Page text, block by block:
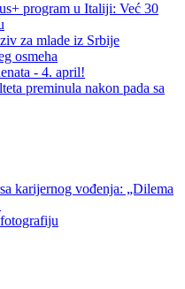
program u Italiji: Već 30
za mlade iz Srbije
osmeha
- 4. april!
preminula nakon pada sa
karijernog vođenja: „Dilema